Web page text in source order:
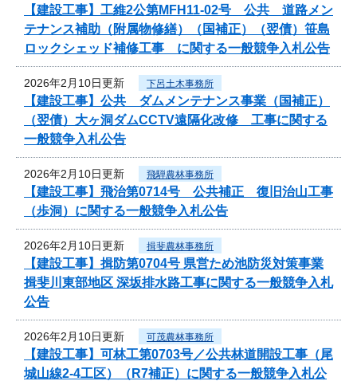
【建設工事】工維2公第MFH11-02号 公共 道路メン
テナンス補助（附属物修繕）（国補正）（翌債）笹島
ロックシェッド補修工事 に関する一般競争入札公告
2026年2月10日更新 下呂土木事務所
【建設工事】公共 ダムメンテナンス事業（国補正）
（翌債）大ヶ洞ダムCCTV遠隔化改修 工事に関する
一般競争入札公告
2026年2月10日更新 飛騨農林事務所
【建設工事】飛治第0714号 公共補正 復旧治山工事
（歩洞）に関する一般競争入札公告
2026年2月10日更新 揖斐農林事務所
【建設工事】揖防第0704号 県営ため池防災対策事業
揖斐川東部地区 深坂排水路工事に関する一般競争入札
公告
2026年2月10日更新 可茂農林事務所
【建設工事】可林工第0703号／公共林道開設工事（尾
城山線2-4工区）（R7補正）に関する一般競争入札公